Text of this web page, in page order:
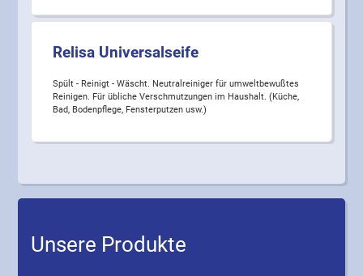
Relisa Universalseife
Spült - Reinigt - Wäscht. Neutralreiniger für umweltbewußtes
Reinigen. Für übliche Verschmutzungen im Haushalt. (Küche,
Bad, Bodenpflege, Fensterputzen usw.)
Unsere Produkte